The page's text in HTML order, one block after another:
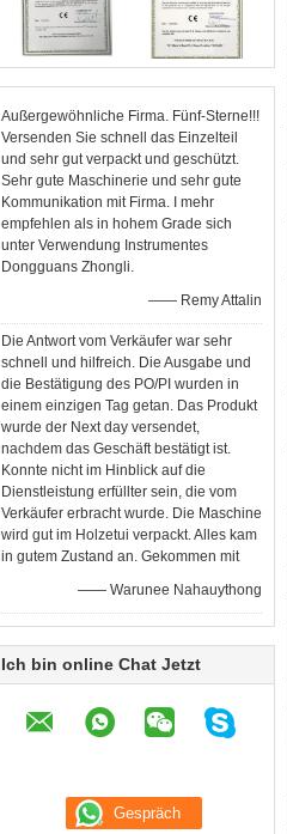
Außergewöhnliche Firma. Fünf-Sterne!!!
Versenden Sie schnell das Einzelteil
und sehr gut verpackt und geschützt.
Sehr gute Maschinerie und sehr gute
Kommunikation mit Firma. I mehr
empfehlen als in hohem Grade sich
unter Verwendung Instrumentes
Dongguans Zhongli.
—— Remy Attalin
Die Antwort vom Verkäufer war sehr
schnell und hilfreich. Die Ausgabe und
die Bestätigung des PO/PI wurden in
einem einzigen Tag getan. Das Produkt
wurde der Next day versendet,
nachdem das Geschäft bestätigt ist.
Konnte nicht im Hinblick auf die
Dienstleistung erfüllter sein, die vom
Verkäufer erbracht wurde. Die Maschine
wird gut im Holzetui verpackt. Alles kam
in gutem Zustand an. Gekommen mit
—— Warunee Nahauythong
Ich bin online Chat Jetzt